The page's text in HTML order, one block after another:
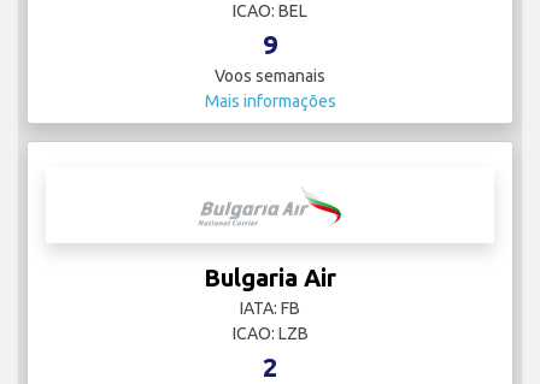
ICAO: BEL
9
Voos semanais
Mais informações
Bulgaria Air
IATA: FB
ICAO: LZB
2